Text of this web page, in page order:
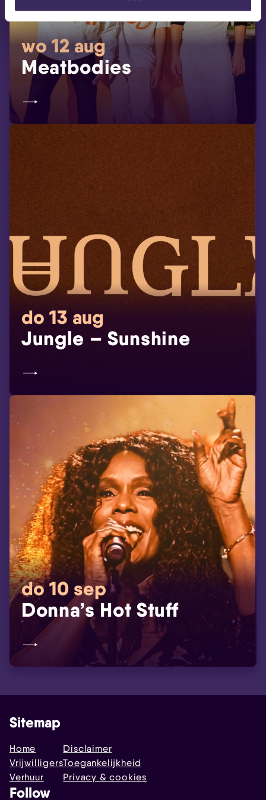
wo 12 aug
Meatbodies
do 13 aug
Jungle – Sunshine
do 10 sep
Donna’s Hot Stuff
Sitemap
Home
Vrijwilligers
Verhuur
Disclaimer
Toegankelijkheid
Privacy & cookies
Follow